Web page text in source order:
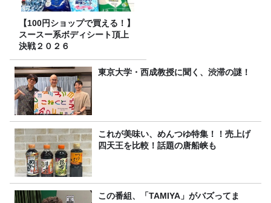
【100円ショップで買える！】
スースー系ボディシート頂上
決戦２０２６
東京大学・西成教授に聞く、渋滞の謎！
これが美味い、めんつゆ特集！！売上げ
四天王を比較！話題の唐船峡も
この番組、「TAMIYA」がバズってま